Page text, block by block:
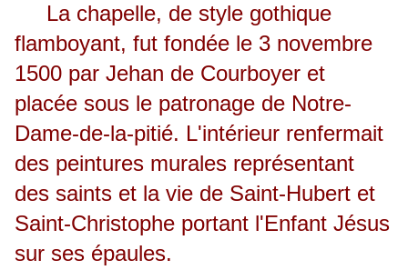
La chapelle, de style gothique
flamboyant, fut fondée le 3 novembre
1500 par Jehan de Courboyer et
placée sous le patronage de Notre-
Dame-de-la-pitié. L'intérieur renfermait
des peintures murales représentant
des saints et la vie de Saint-Hubert et
Saint-Christophe portant l'Enfant Jésus
sur ses épaules.